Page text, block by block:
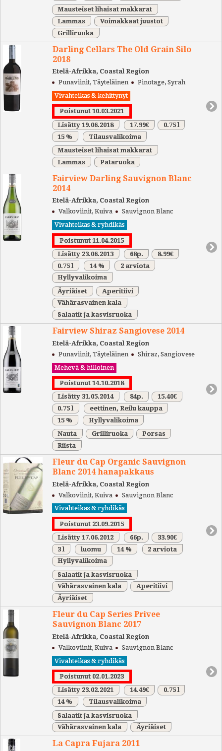
Mausteiset lihaisat makkarat
Lammas
Voimakkaat juustot
Grilliruoka
Darling Cellars The Old Grain Silo
2018
Etelä-Afrikka, Coastal Region
Punaviinit, Täyteläinen
Pinotage, Syrah
Vivahteikas & kehittynyt
Poistunut 10.03.2021
Lisätty 19.06.2018
17.99€
0.75 l
15 %
Tilausvalikoima
Mausteiset lihaisat makkarat
Lammas
Pataruoka
Fairview Darling Sauvignon Blanc
2014
Etelä-Afrikka, Coastal Region
Valkoviinit, Kuiva
Sauvignon Blanc
Vivahteikas & ryhdikäs
Poistunut 11.04.2015
Lisätty 23.06.2013
68p.
8.99€
0.75 l
14 %
2 arviota
Hyllyvalikoima
Äyriäiset
Aperitiivi
Vähärasvainen kala
Salaatit ja kasvisruoka
Fairview Shiraz Sangiovese 2014
Etelä-Afrikka, Coastal Region
Punaviinit, Täyteläinen
Shiraz, Sangiovese
Mehevä & hilloinen
Poistunut 14.10.2018
Lisätty 31.05.2014
84p.
15.40€
0.75 l
eettinen, Reilu kauppa
15 %
Hyllyvalikoima
Nauta
Grilliruoka
Porsas
Riista
Fleur du Cap Organic Sauvignon
Blanc 2014 hanapakkaus
Etelä-Afrikka, Coastal Region
Valkoviinit, Kuiva
Sauvignon Blanc
Vivahteikas & ryhdikäs
Poistunut 23.09.2015
Lisätty 17.06.2012
66p.
33.90€
3 l
luomu 14 %
2 arviota
Hyllyvalikoima
Salaatit ja kasvisruoka
Vähärasvainen kala
Aperitiivi
Äyriäiset
Fleur du Cap Series Privee
Sauvignon Blanc 2017
Etelä-Afrikka, Coastal Region
Valkoviinit, Kuiva
Sauvignon Blanc
Vivahteikas & ryhdikäs
Poistunut 02.01.2023
Lisätty 23.02.2021
14.49€
0.75 l
14 %
Tilausvalikoima
Salaatit ja kasvisruoka
Vähärasvainen kala
Äyriäiset
La Capra Fujara 2011